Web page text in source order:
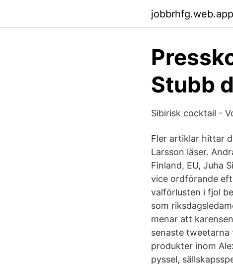
jobbrhfg.web.app
Stubb
Sibirisk cocktail -
Fler artiklar hittar
Larsson läser.
Finland, EU, Juha
vice ordförande
valförlusten i fjol
som
menar att
senaste tweetarna
produkter inom
pyssel,